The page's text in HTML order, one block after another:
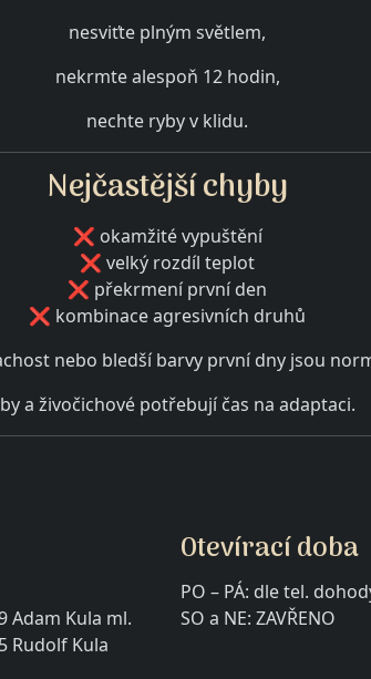
nesviťte plným světlem,
nekrmte alespoň 12 hodin,
nechte ryby v klidu.
Nejčastější chyby
❌ okamžité vypuštění
❌ velký rozdíl teplot
❌ překrmení první den
❌ kombinace agresivních druhů
nebo bledší barvy první dny jsou
a živočichové potřebují čas na adaptaci.
Adam Kula ml.
Rudolf Kula
Otevírací doba
PO – PÁ: dle tel.
SO a NE: